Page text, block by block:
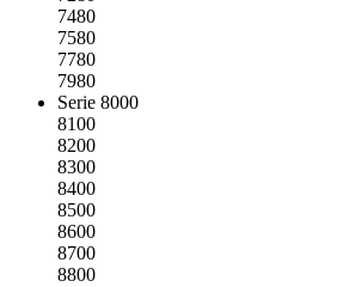
7480
7580
7780
7980
Serie 8000
8100
8200
8300
8400
8500
8600
8700
8800